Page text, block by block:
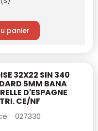
panier
32X22 SIN 340
5MM BANA
D'ESPAGNE
CE/NF
: 027330